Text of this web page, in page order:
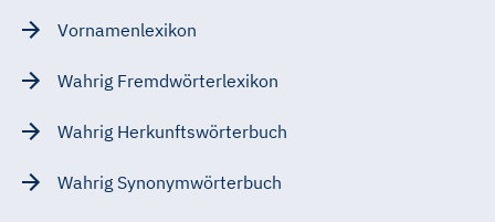
Vornamenlexikon
Wahrig Fremdwörterlexikon
Wahrig Herkunftswörterbuch
Wahrig Synonymwörterbuch